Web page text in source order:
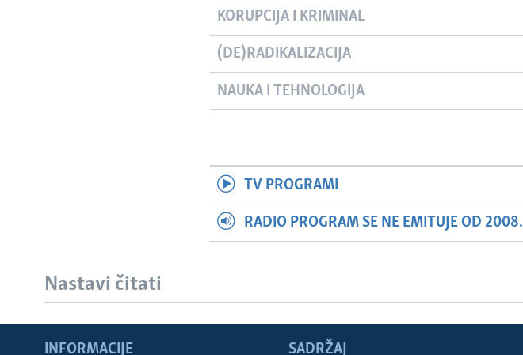
KORUPCIJA I KRIMINAL
(DE)RADIKALIZACIJA
NAUKA I TEHNOLOGIJA
TV PROGRAMI
RADIO PROGRAM SE NE EMITUJE OD 2008.
Nastavi čitati
INFORMACIJE SADRŽAJ